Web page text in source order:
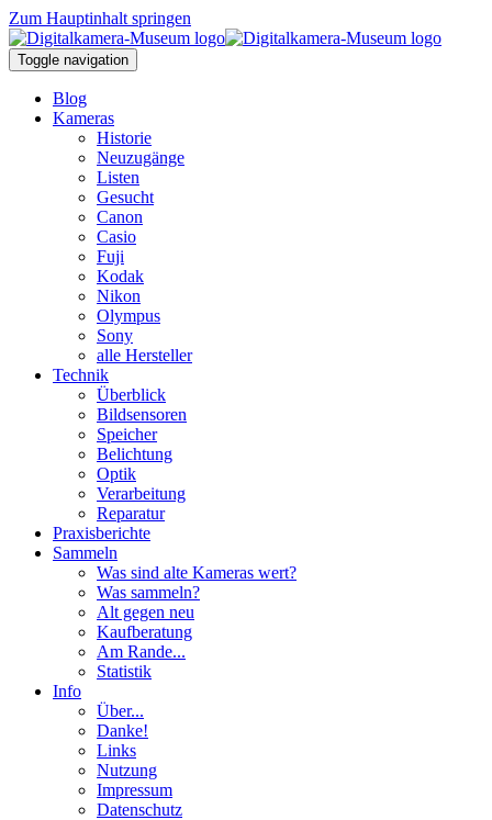
Zum Hauptinhalt springen
Toggle navigation
Blog
Kameras
Historie
Neuzugänge
Listen
Gesucht
Canon
Casio
Fuji
Kodak
Nikon
Olympus
Sony
alle Hersteller
Technik
Überblick
Bildsensoren
Speicher
Belichtung
Optik
Verarbeitung
Reparatur
Praxisberichte
Sammeln
Was sind alte Kameras wert?
Was sammeln?
Alt gegen neu
Kaufberatung
Am Rande...
Statistik
Info
Über...
Danke!
Links
Nutzung
Impressum
Datenschutz